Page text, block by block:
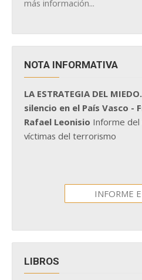
más información...
NOTA INFORMATIVA
LA ESTRATEGIA DEL
silencio en el País Vasco -
Rafael Leonisio Informe del
víctimas del terrorismo
INFORME
LIBROS